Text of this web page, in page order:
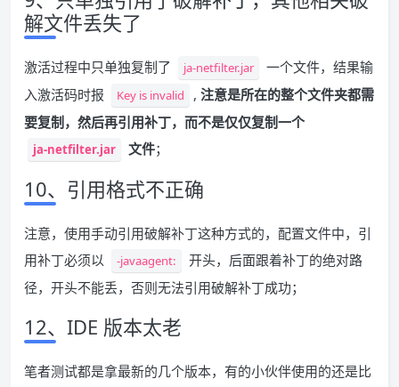
解文件丢失了
激活过程中只单独复制了 ja-netfilter.jar
一个文件，结果输
入激活码时报
Key is invalid , 注意是所在的整个文件夹都需
要复制，然后再引用补丁，而不是仅仅复制一个
ja-netfilter.jar 文件；
10、引用格式不正确
注意，使用手动引用破解补丁这种方式的，配置文件中，引
用补丁必须以
-javaagent:
开头，后面跟着补丁的绝对路
径，开头不能丢，否则无法引用破解补丁成功；
12、IDE 版本太老
笔者测试都是拿最新的几个版本，有的小伙伴使用的还是比